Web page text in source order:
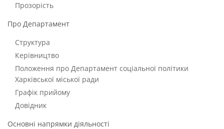
Прозорість
Про Департамент
Структура
Керівництво
Положення про Департамент соціальної політики
Харківської міської ради
Графік прийому
Довідник
Основні напрямки діяльності